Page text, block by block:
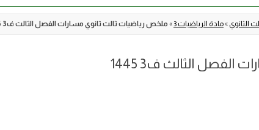
الثانوي »مادة الرياضيات 3 » ملخص رياضيات ثالث ثانوي مسارات الفصل الثالث ف3 1445
الثالث ف3 1445